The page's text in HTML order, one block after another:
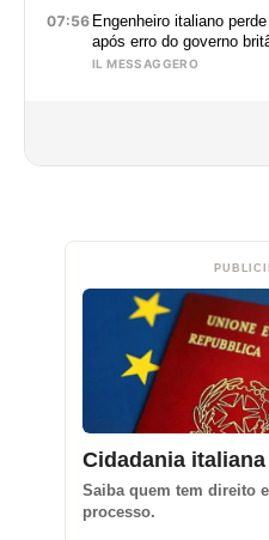
07:56 Engenheiro italiano
após erro do governo
IL MESSAGGERO
Cidadania italiana
Saiba quem tem direito
processo.